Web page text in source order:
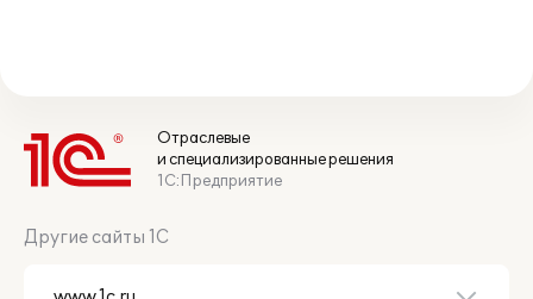
Отраслевые
и специализированные решения
1С:Предприятие
Другие сайты 1С